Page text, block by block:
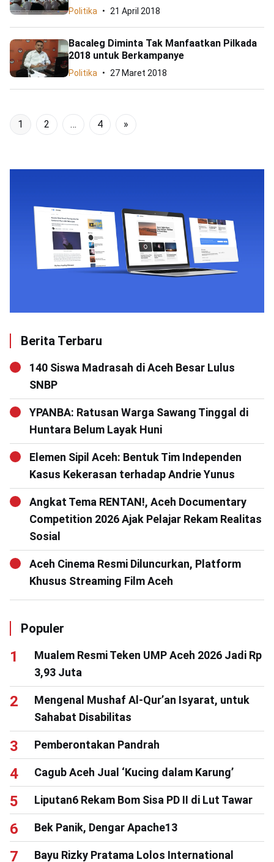
Politika 21 April 2018
Bacaleg Diminta Tak Manfaatkan Pilkada
2018 untuk Berkampanye
Politika 27 Maret 2018
1 2 … 4 »
Berita Terbaru
140 Siswa Madrasah di Aceh Besar Lulus
SNBP
YPANBA: Ratusan Warga Sawang Tinggal di
Huntara Belum Layak Huni
Elemen Sipil Aceh: Bentuk Tim Independen
Kasus Kekerasan terhadap Andrie Yunus
Angkat Tema RENTAN!, Aceh Documentary
Competition 2026 Ajak Pelajar Rekam Realitas
Sosial
Aceh Cinema Resmi Diluncurkan, Platform
Khusus Streaming Film Aceh
Populer
Mualem Resmi Teken UMP Aceh 2026 Jadi Rp
3,93 Juta
Mengenal Mushaf Al-Qur’an Isyarat, untuk
Sahabat Disabilitas
Pemberontakan Pandrah
Cagub Aceh Jual ‘Kucing dalam Karung’
Liputan6 Rekam Bom Sisa PD II di Lut Tawar
Bek Panik, Dengar Apache13
Bayu Rizky Pratama Lolos International